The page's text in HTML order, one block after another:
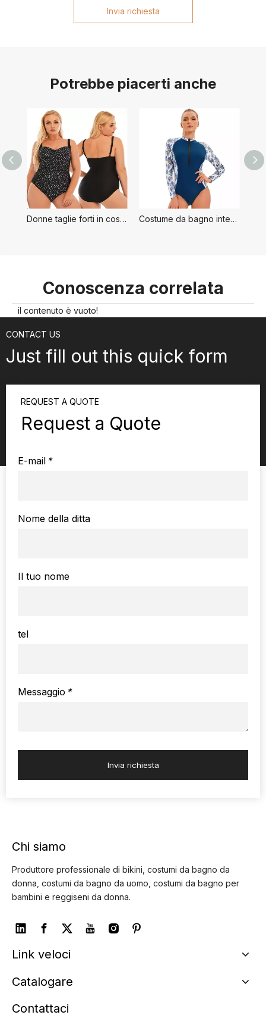
Invia richiesta
Potrebbe piacerti anche
Donne taglie forti in costume da bagno Costume da bagno intero da donna dal taglio alto
Conoscenza correlata
il contenuto è vuoto!
CONTACT US
Just fill out this quick form
REQUEST A QUOTE
Request a Quote
*
E-mail
Nome della ditta
Il tuo nome
tel
*
Messaggio
Invia richiesta
Chi siamo
Produttore professionale di bikini, costumi da bagno da
donna, costumi da bagno da uomo, costumi da bagno per
bambini e reggiseni da donna.
Link veloci
Catalogare
Contattaci